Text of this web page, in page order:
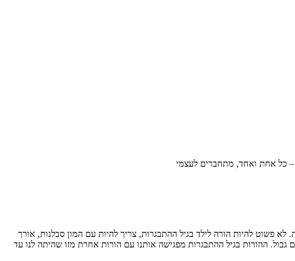
כל אחת ואחד, מתחברים לעצמי
פשוט להיות הורה לילד בגיל ההתבגרות, צריך להיות עם המון סבלנות, אורך
ההורות בגיל ההתבגרות מפגישה אותנו עם הורות אחרת מזו שהיתה לנו עד